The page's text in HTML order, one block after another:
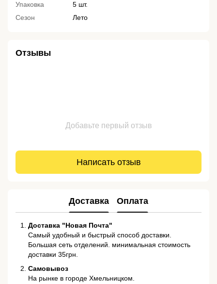
Упаковка
5 шт.
Сезон
Лето
Отзывы
Добавьте первый отзыв
Написать отзыв
Доставка Оплата
Доставка "Новая Почта"
Самый удобный и быстрый способ доставки.
Большая сеть отделений. минимальная стоимость
доставки 35грн.
Самовывоз
На рынке в городе Хмельницком.